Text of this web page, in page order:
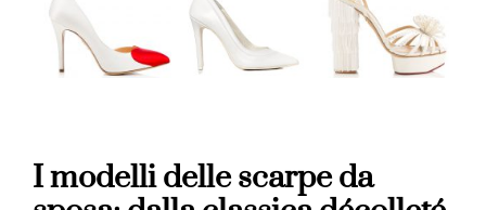
I modelli delle scarpe da